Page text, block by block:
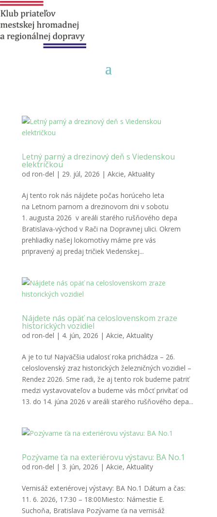
Letný parný a drezinový deň s Viedenskou
električkou
od ron-del | 29. júl, 2026 | Akcie, Aktuality
Aj tento rok nás nájdete počas horúceho leta
na Letnom parnom a drezinovom dni v sobotu
1. augusta 2026 v areáli starého rušňového depa
Bratislava-východ v Rači na Dopravnej ulici. Okrem
prehliadky našej lokomotívy máme pre vás
pripravený aj predaj tričiek Viedenskej...
Nájdete nás opäť na celoslovenskom zraze
historických vozidiel
od ron-del | 4. jún, 2026 | Akcie, Aktuality
A je to tu! Najväčšia udalosť roka prichádza – 26.
celoslovenský zraz historických železničných vozidiel –
Rendez 2026. Sme radi, že aj tento rok budeme patriť
medzi vystavovateľov a budeme vás môcť privítať od
13. do 14. júna 2026 v areáli starého rušňového depa...
Pozývame ťa na exteriérovu výstavu: BA No.1
od ron-del | 3. jún, 2026 | Akcie, Aktuality
Vernisáž exteriérovej výstavy: BA No.1 Dátum a čas:
11. 6. 2026, 17:30 – 18:00Miesto: Námestie E.
Suchoňa, Bratislava Pozývame ťa na vernisáž